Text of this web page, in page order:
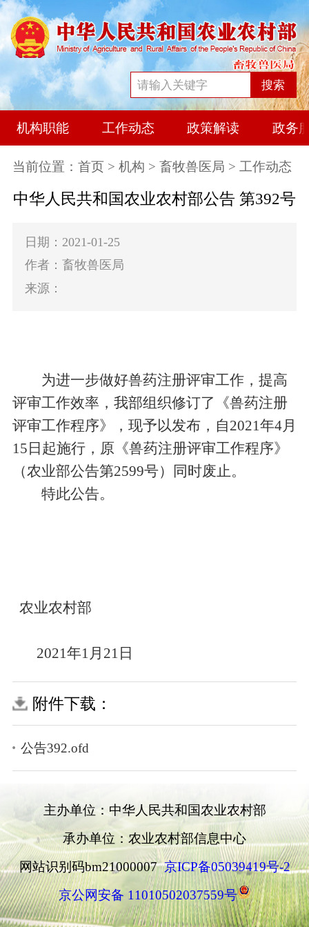
搜索
机构职能 工作动态 政策解读 政务
当前位置： 首页 > 机构 > 畜牧兽医局 > 工作动态
中华人民共和国农业农村部公告 第392号
日期：2021-01-25
作者：畜牧兽医局
来源：
为进一步做好兽药注册评审工作，提高
评审工作效率，我部组织修订了《兽药注册
评审工作程序》，现予以发布，自2021年4月
15 日起施行，原《兽药注册评审工作程序》
（农业部公告第2599号）同时废止。
特此公告。
农业农村部
2021年1月 21 日
附件下载：
公告392.ofd
主办单位：中华人民共和国农业农村部
承办单位：农业农村部信息中心
网站识别码bm21000007京ICP备05039419号-2
京公网安备 11010502037559号